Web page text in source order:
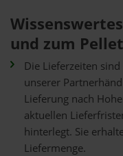
und zum
Die Lieferzeiten
unserer
Lieferung nach
aktuellen
hinterlegt. Sie
Liefermenge.